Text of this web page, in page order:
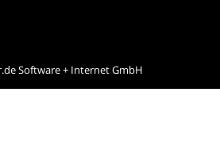
Software + Internet GmbH